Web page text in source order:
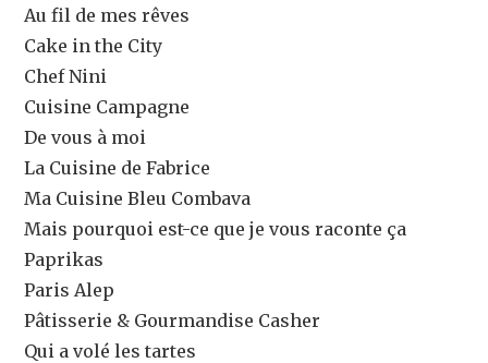
Au fil de mes rêves
Cake in the City
Chef Nini
Cuisine Campagne
De vous à moi
La Cuisine de Fabrice
Ma Cuisine Bleu Combava
Mais pourquoi est-ce que je vous raconte ça
Paprikas
Paris Alep
Pâtisserie & Gourmandise Casher
Qui a volé les tartes